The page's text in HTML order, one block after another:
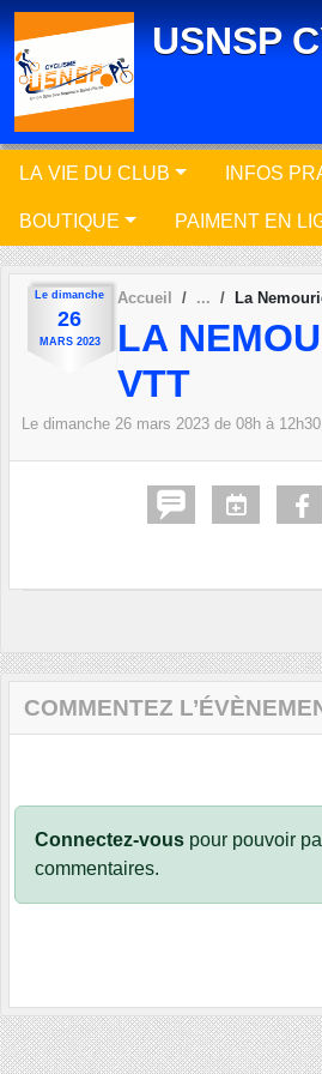
USNSP
LA VIE DU CLUB INFOS
BOUTIQUE PAIMENT EN
Le dimanche
26
MARS 2023
Accueil La
LA
VTT
Le dimanche 26 mars 2023 de 08h à 12h30
COMMENTEZ
Connectez-vous pour pouvoir
commentaires.
Panneau de gestion des cookies